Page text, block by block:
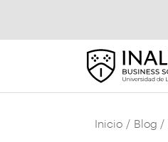
Inicio / Blog /